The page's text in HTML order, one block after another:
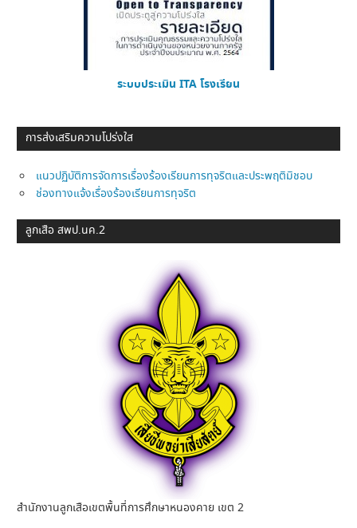
ระบบประเมิน ITA โรงเรียน
การส่งเสริมความโปร่งใส
แนวปฏิบัติการจัดการเรื่องร้องเรียนการทุจริตและประพฤติมิชอบ
ช่องทางแจ้งเรื่องร้องเรียนการทุจริต
ลูกเสือ สพป.นค.2
สำนักงานลูกเสือเขตพื้นที่การศึกษาหนองคาย เขต 2